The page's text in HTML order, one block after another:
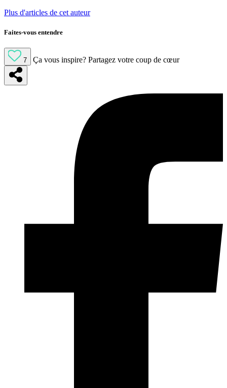
Plus d'articles de cet auteur
Faites-vous entendre
7 Ça vous inspire? Partagez votre coup de cœur